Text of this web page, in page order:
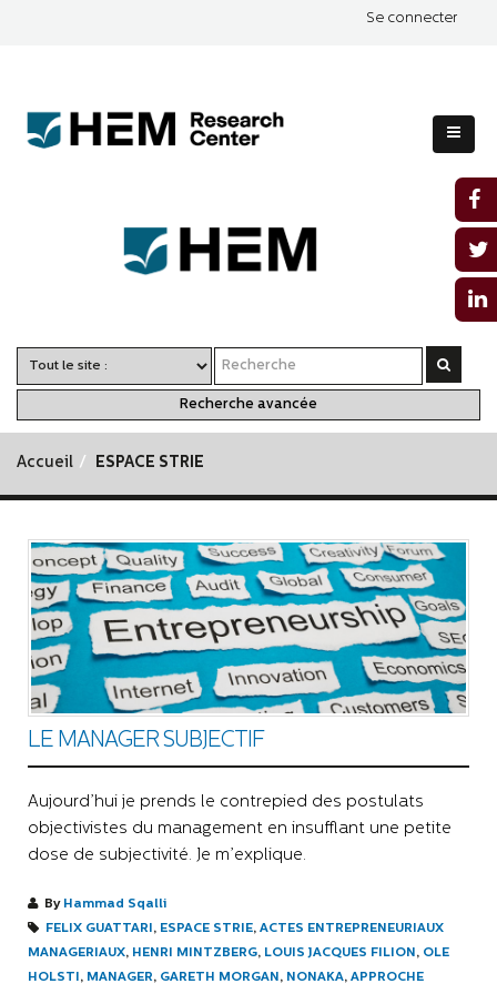
Se connecter
Recherche avancée
Accueil ESPACE STRIE
LE MANAGER SUBJECTIF
Aujourd’hui je prends le contrepied des postulats
objectivistes du management en insufflant une petite
dose de subjectivité. Je m’explique.
By Hammad Sqalli
FELIX GUATTARI , ESPACE STRIE, ACTES ENTREPRENEURIAUX
MANAGERIAUX, HENRI MINTZBERG, LOUIS JACQUES FILION , OLE
HOLSTI , MANAGER, GARETH MORGAN , NONAKA, APPROCHE